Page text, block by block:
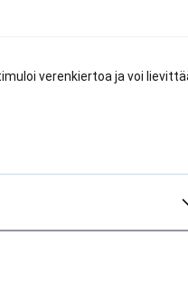
verenkiertoa ja voi